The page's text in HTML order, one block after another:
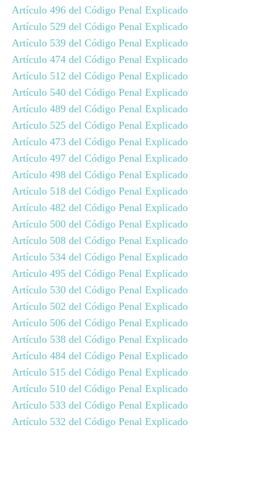
Artículo 496 del Código Penal Explicado
Artículo 529 del Código Penal Explicado
Artículo 539 del Código Penal Explicado
Artículo 474 del Código Penal Explicado
Artículo 512 del Código Penal Explicado
Artículo 540 del Código Penal Explicado
Artículo 489 del Código Penal Explicado
Artículo 525 del Código Penal Explicado
Artículo 473 del Código Penal Explicado
Artículo 497 del Código Penal Explicado
Artículo 498 del Código Penal Explicado
Artículo 518 del Código Penal Explicado
Artículo 482 del Código Penal Explicado
Artículo 500 del Código Penal Explicado
Artículo 508 del Código Penal Explicado
Artículo 534 del Código Penal Explicado
Artículo 495 del Código Penal Explicado
Artículo 530 del Código Penal Explicado
Artículo 502 del Código Penal Explicado
Artículo 506 del Código Penal Explicado
Artículo 538 del Código Penal Explicado
Artículo 484 del Código Penal Explicado
Artículo 515 del Código Penal Explicado
Artículo 510 del Código Penal Explicado
Artículo 533 del Código Penal Explicado
Artículo 532 del Código Penal Explicado